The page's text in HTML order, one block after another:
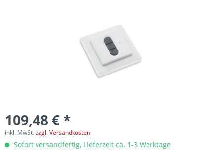
109,48 € *
inkl. MwSt.zzgl. Versandkosten
Sofort versandfertig, Lieferzeit ca. 1-3 Werktage